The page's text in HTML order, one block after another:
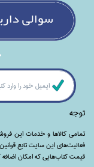
توجه
تمامی‌ کالاها و خدمات این
فعالیت‌های این سایت تابع
قیمت کتاب‌هایی که امکان اضافه